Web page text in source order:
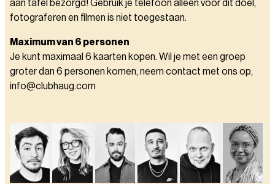
aan tafel bezorgd! Gebruik je telefoon alleen voor dit doel,
fotograferen en filmen is niet toegestaan.
Maximum van 6 personen
Je kunt maximaal 6 kaarten kopen. Wil je met een groep
groter dan 6 personen komen, neem contact met ons op,
info@clubhaug.com